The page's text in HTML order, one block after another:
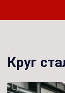
Круг